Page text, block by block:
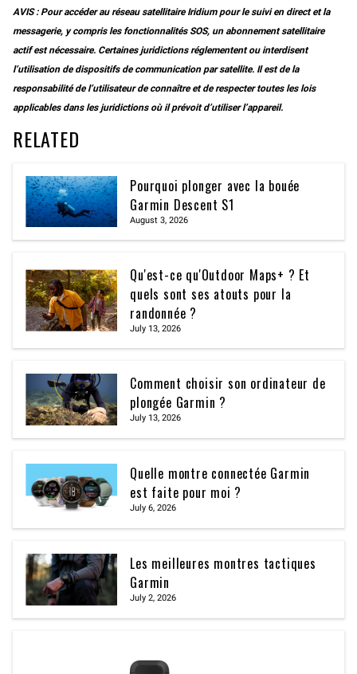
AVIS : Pour accéder au réseau satellitaire Iridium pour le suivi en direct et la
messagerie, y compris les fonctionnalités SOS, un abonnement satellitaire
actif est nécessaire. Certaines juridictions réglementent ou interdisent
l’utilisation de dispositifs de communication par satellite. Il est de la
responsabilité de l’utilisateur de connaître et de respecter toutes les lois
applicables dans les juridictions où il prévoit d’utiliser l’appareil.
RELATED
Pourquoi plonger avec la bouée
Garmin Descent S1
August 3, 2026
Qu'est-ce qu'Outdoor Maps+ ? Et
quels sont ses atouts pour la
randonnée ?
July 13, 2026
Comment choisir son ordinateur de
plongée Garmin ?
July 13, 2026
Quelle montre connectée Garmin
est faite pour moi ?
July 6, 2026
Les meilleures montres tactiques
Garmin
July 2, 2026